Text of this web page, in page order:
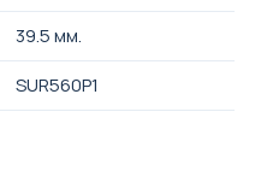
39.5 мм.
SUR560P1